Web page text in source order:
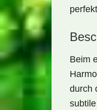
Beim
durch